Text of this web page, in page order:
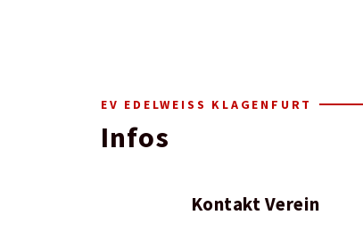
EV EDELWEISS KLAGENFURT
Infos
Kontakt Verein